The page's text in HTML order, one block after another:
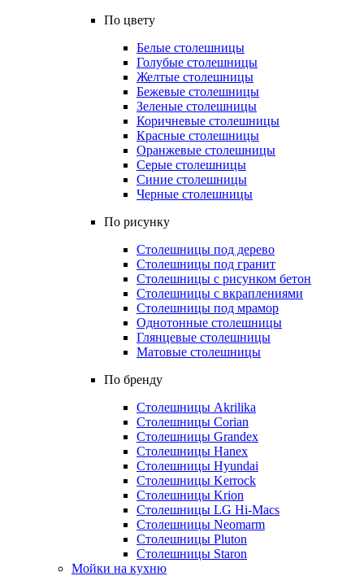
По цвету
Белые столешницы
Голубые столешницы
Желтые столешницы
Бежевые столешницы
Зеленые столешницы
Коричневые столешницы
Красные столешницы
Оранжевые столешницы
Серые столешницы
Синие столешницы
Черные столешницы
По рисунку
Столешницы под дерево
Столешницы под гранит
Столешницы с рисунком бетон
Столешницы с вкраплениями
Столешницы под мрамор
Однотонные столешницы
Глянцевые столешницы
Матовые столешницы
По бренду
Столешницы Akrilika
Столешницы Corian
Столешницы Grandex
Столешницы Hanex
Столешницы Hyundai
Столешницы Kerrock
Столешницы Krion
Столешницы LG Hi-Macs
Столешницы Neomarm
Столешницы Pluton
Столешницы Staron
Мойки на кухню